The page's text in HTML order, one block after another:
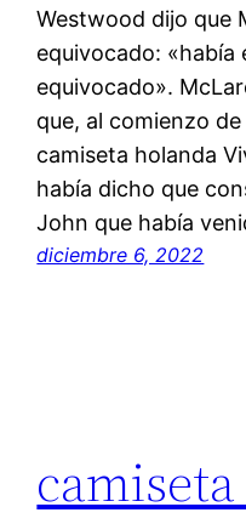
Westwood dijo que
equivocado: «había
equivocado».
que, al comienzo
camiseta holanda
había dicho que
John que había
diciembre 6, 2022